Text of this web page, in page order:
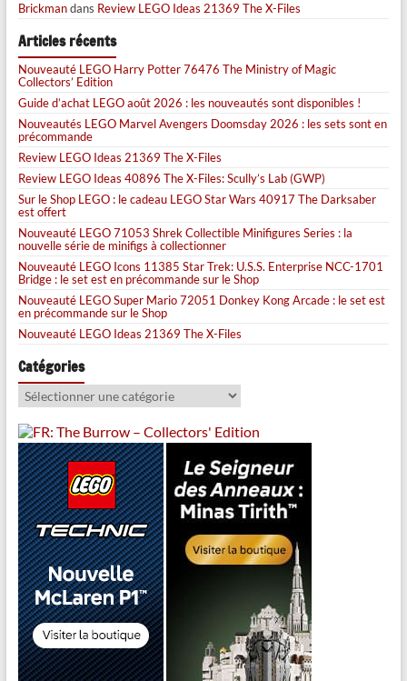
Brickmandans Review LEGO Ideas 21369 The X-Files
Articles récents
Nouveauté LEGO Harry Potter 76476 The Ministry of Magic
Collectors’ Edition
Guide d’achat LEGO août 2026 : les nouveautés sont disponibles !
Nouveautés LEGO Marvel Avengers Doomsday 2026 : les sets sont en
précommande
Review LEGO Ideas 21369 The X-Files
Review LEGO Ideas 40896 The X-Files: Scully’s Lab (GWP)
Sur le Shop LEGO : le cadeau LEGO Star Wars 40917 The Darksaber
est offert
Nouveauté LEGO 71053 Shrek Collectible Minifigures Series : la
nouvelle série de minifigs à collectionner
Nouveauté LEGO Icons 11385 Star Trek: U.S.S. Enterprise NCC-1701
Bridge : le set est en précommande sur le Shop
Nouveauté LEGO Super Mario 72051 Donkey Kong Arcade : le set est
en précommande sur le Shop
Nouveauté LEGO Ideas 21369 The X-Files
Catégories
Catégories